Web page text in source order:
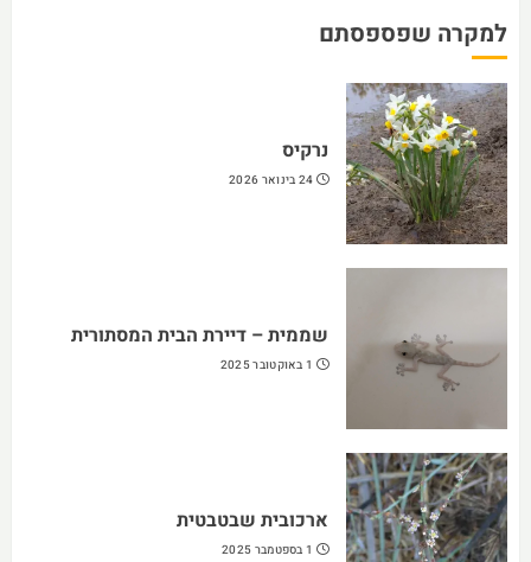
למקרה שפספסתם
נרקיס
24 בינואר 2026
שממית – דיירת הבית המסתורית
1 באוקטובר 2025
ארכובית שבטבטית
1 בספטמבר 2025